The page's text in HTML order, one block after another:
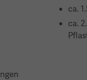
ca.
ca.